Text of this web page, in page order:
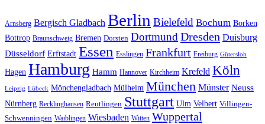
Arnsberg Bergisch Gladbach Berlin Bielefeld Bochum Borken
Bottrop Braunschweig Bremen Dorsten DortmundDresden Duisburg
Düsseldorf Erftstadt Essen Esslingen Frankfurt Freiburg Gütersloh
Hagen Hamburg Hamm Hannover Kirchheim Krefeld Köln
Leipzig Lübeck Mönchengladbach Mülheim München Münster Neuss
Nürnberg Recklinghausen Reutlingen Stuttgart Ulm Velbert Villingen-
Schwenningen Waiblingen Wiesbaden Witten Wuppertal